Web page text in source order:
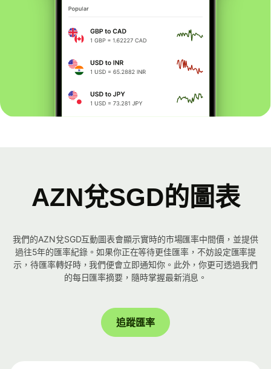
AZN兌SGD的圖表
我們的AZN兌SGD互動圖表會顯示實時的市場匯率中間價，並提供
過往5年的匯率紀錄。如果你正在等待更佳匯率，不妨設定匯率提
示，待匯率轉好時，我們便會立即通知你。此外，你更可透過我們
的每日匯率摘要，隨時掌握最新消息。
追蹤匯率